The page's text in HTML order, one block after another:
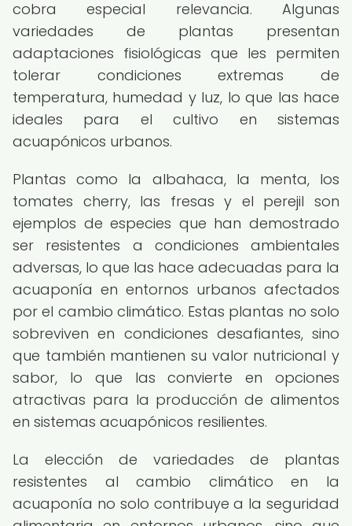
cobra especial relevancia. Algunas
variedades de plantas presentan
adaptaciones fisiológicas que les permiten
tolerar condiciones extremas de
temperatura, humedad y luz, lo que las hace
ideales para el cultivo en sistemas
acuapónicos urbanos.
Plantas como la albahaca, la menta, los
tomates cherry, las fresas y el perejil son
ejemplos de especies que han demostrado
ser resistentes a condiciones ambientales
adversas, lo que las hace adecuadas para la
acuaponía en entornos urbanos afectados
por el cambio climático. Estas plantas no solo
sobreviven en condiciones desafiantes, sino
que también mantienen su valor nutricional y
sabor, lo que las convierte en opciones
atractivas para la producción de alimentos
en sistemas acuapónicos resilientes.
La elección de variedades de plantas
resistentes al cambio climático en la
acuaponía no solo contribuye a la seguridad